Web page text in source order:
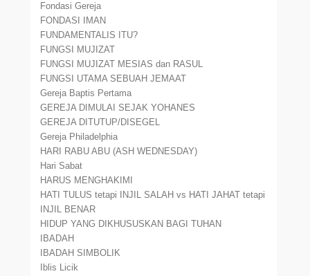
Fondasi Gereja
FONDASI IMAN
FUNDAMENTALIS ITU?
FUNGSI MUJIZAT
FUNGSI MUJIZAT MESIAS dan RASUL
FUNGSI UTAMA SEBUAH JEMAAT
Gereja Baptis Pertama
GEREJA DIMULAI SEJAK YOHANES
GEREJA DITUTUP/DISEGEL
Gereja Philadelphia
HARI RABU ABU (ASH WEDNESDAY)
Hari Sabat
HARUS MENGHAKIMI
HATI TULUS tetapi INJIL SALAH vs HATI JAHAT tetapi
INJIL BENAR
HIDUP YANG DIKHUSUSKAN BAGI TUHAN
IBADAH
IBADAH SIMBOLIK
Iblis Licik